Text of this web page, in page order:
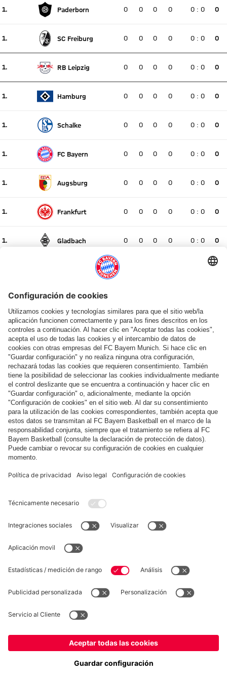
1.
Posición actual 1, sin cambios la semana pasada
Paderborn 0 0 0 0 0 : 0 0
1.
Posición actual 1, sin cambios la semana pasada
SC Freiburg 0 0 0 0 0 : 0 0
1.
RB Leipzig 0 0 0 0 0 : 0 0
1.
Hamburg 0 0 0 0 0 : 0 0
1.
Posición actual 1, sin cambios la semana pasada
Schalke 0 0 0 0 0 : 0 0
1.
Posición actual 1, sin cambios la semana pasada
FC Bayern 0 0 0 0 0 : 0 0
1.
Posición actual 1, sin cambios la semana pasada
Augsburg 0 0 0 0 0 : 0 0
1.
Posición actual 1, sin cambios la semana pasada
Frankfurt 0 0 0 0 0 : 0 0
1.
Gladbach 0 0 0 0 0 : 0 0
Posición actual 1, sin cambios la semana pasada
Ningún partido en directo
Posición actual 1, sin cambios la semana pasada
Leverkusen
Posición actual 1, sin cambios la semana pasada
Mainz
Ningún partido en directo
0 0 0 0 0 : 0
Posición actual 1, sin cambios la semana pasada
Union Berlin
Ningún partido en directo
0 0 0 0 0
Posición actual 1, sin cambios la semana pasada
Köln
Ningún partido en directo
0 0 0 0 0 : 0
La primera línea indica los puestos de la Liga de Campeones. La segunda
línea indica los puestos de la Europa League (clasificación), la tercera
línea indica los puestos de la Europa Conference League clasificacion. La
cuarta línea indica los puestos de descenso clasificación y la quinta los
COLABORADOR
Política de privacidad Condiciones de uso
Preguntas frecuentes Contacto